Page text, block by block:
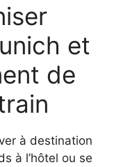
et
de
à destination
à l’hôtel ou se